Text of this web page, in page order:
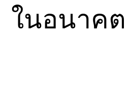
ในอนาคต